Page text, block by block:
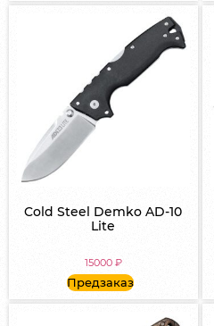
Cold Steel Demko AD-10
Lite
15000 ₽
Предзаказ